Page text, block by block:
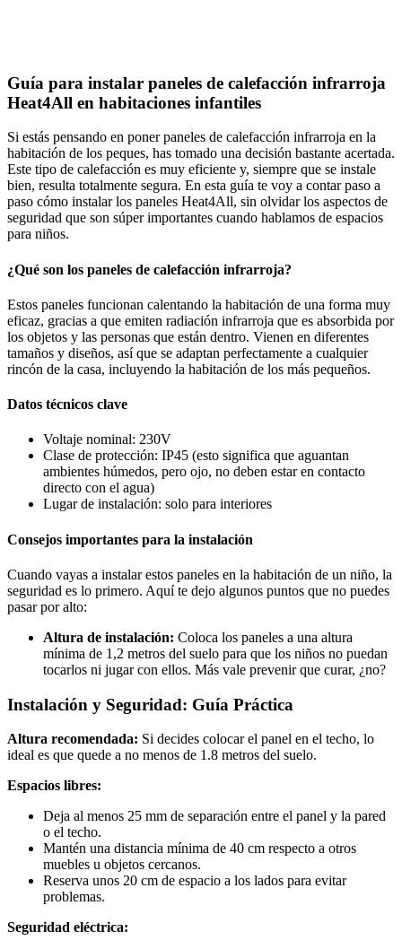
Guía para instalar paneles de calefacción infrarroja
Heat4All en habitaciones infantiles
Si estás pensando en poner paneles de calefacción infrarroja en la
habitación de los peques, has tomado una decisión bastante acertada.
Este tipo de calefacción es muy eficiente y, siempre que se instale
bien, resulta totalmente segura. En esta guía te voy a contar paso a
paso cómo instalar los paneles Heat4All, sin olvidar los aspectos de
seguridad que son súper importantes cuando hablamos de espacios
para niños.
¿Qué son los paneles de calefacción infrarroja?
Estos paneles funcionan calentando la habitación de una forma muy
eficaz, gracias a que emiten radiación infrarroja que es absorbida por
los objetos y las personas que están dentro. Vienen en diferentes
tamaños y diseños, así que se adaptan perfectamente a cualquier
rincón de la casa, incluyendo la habitación de los más pequeños.
Datos técnicos clave
Voltaje nominal: 230V
Clase de protección: IP45 (esto significa que aguantan
ambientes húmedos, pero ojo, no deben estar en contacto
directo con el agua)
Lugar de instalación: solo para interiores
Consejos importantes para la instalación
Cuando vayas a instalar estos paneles en la habitación de un niño, la
seguridad es lo primero. Aquí te dejo algunos puntos que no puedes
pasar por alto:
Altura de instalación: Coloca los paneles a una altura
mínima de 1,2 metros del suelo para que los niños no puedan
tocarlos ni jugar con ellos. Más vale prevenir que curar, ¿no?
Instalación y Seguridad: Guía Práctica
Altura recomendada: Si decides colocar el panel en el techo, lo
ideal es que quede a no menos de 1.8 metros del suelo.
Espacios libres:
Deja al menos 25 mm de separación entre el panel y la pared
o el techo.
Mantén una distancia mínima de 40 cm respecto a otros
muebles u objetos cercanos.
Reserva unos 20 cm de espacio a los lados para evitar
problemas.
Seguridad eléctrica: